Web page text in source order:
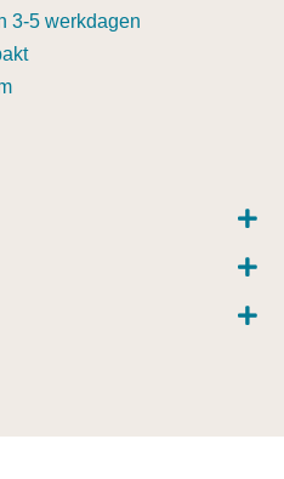
3-5 werkdagen